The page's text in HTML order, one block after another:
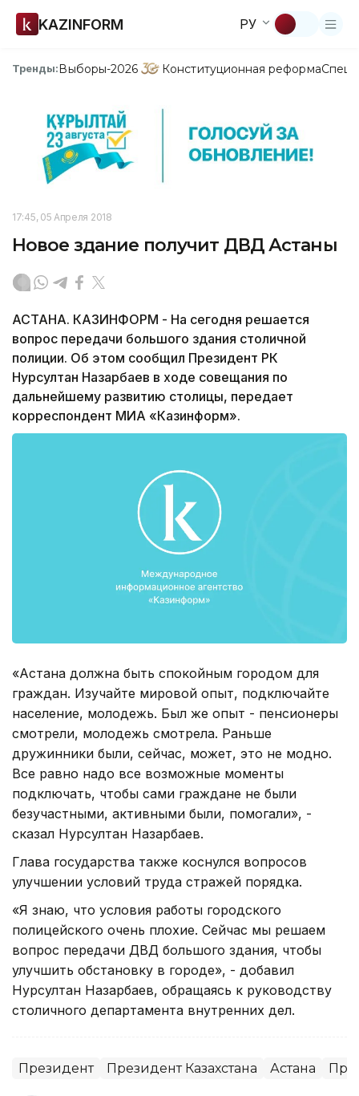
KAZINFORM РУ
Тренды:Выборы-2026 Конституционная реформа
17:45, 05 Апреля 2018
Новое здание получит ДВД Астаны
АСТАНА. КАЗИНФОРМ - На сегодня решается
вопрос передачи большого здания столичной
полиции. Об этом сообщил Президент РК
Нурсултан Назарбаев в ходе совещания по
дальнейшему развитию столицы, передает
корреспондент МИА «Казинформ».
«Астана должна быть спокойным городом для
граждан. Изучайте мировой опыт, подключайте
население, молодежь. Был же опыт - пенсионеры
смотрели, молодежь смотрела. Раньше
дружинники были, сейчас, может, это не модно.
Все равно надо все возможные моменты
подключать, чтобы сами граждане не были
безучастными, активными были, помогали», -
сказал Нурсултан Назарбаев.
Глава государства также коснулся вопросов
улучшении условий труда стражей порядка.
«Я знаю, что условия работы городского
полицейского очень плохие. Сейчас мы решаем
вопрос передачи ДВД большого здания, чтобы
улучшить обстановку в городе», - добавил
Нурсултан Назарбаев, обращаясь к руководству
столичного департамента внутренних дел.
Президент Президент Казахстана Астана